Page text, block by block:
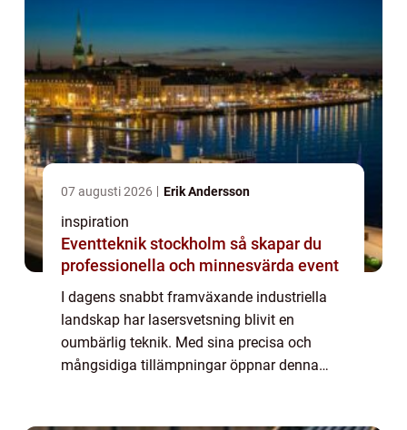
07 augusti 2026 Erik Andersson
inspiration
Eventteknik stockholm så skapar du
professionella och minnesvärda event
I dagens snabbt framväxande industriella
landskap har lasersvetsning blivit en
oumbärlig teknik. Med sina precisa och
mångsidiga tillämpningar öppnar denna